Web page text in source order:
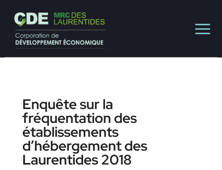
Enquête sur la
fréquentation des
établissements
d’hébergement des
Laurentides 2018